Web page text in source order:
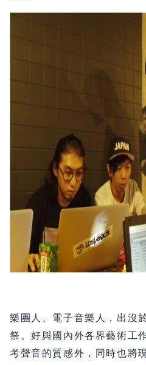
樂團人、電子音樂人，出沒
祭。好與國內外各界藝術工
考聲音的質感外，同時也將